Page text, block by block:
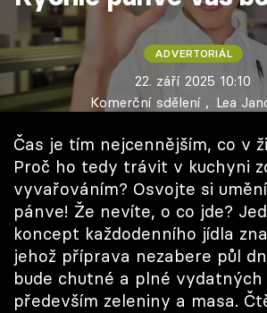
Témata
Recepty
Články
TV Program
Škola vaření
Recepty z TV
ADVERTORIÁL
22. září 2025 10:10
Komerční sdělení , Lea
Čas je tím nejcennějším, co v
Proč ho tedy trávit v kuchyni
vyvařováním? Osvojte si
pánve! Že nevíte, o co jde?
koncept každodenního jídla
jehož příprava nezabere půl
bude chutné a plné vydatných
především zeleniny a masa.